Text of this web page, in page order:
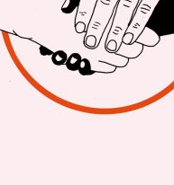
aus
Träumen
daraus